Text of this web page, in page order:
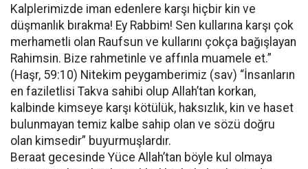
Kalplerimizde iman edenlere karşı hiçbir kin ve
düşmanlık bırakma! Ey Rabbim! Sen kullarına karşı çok
merhametli olan Raufsun ve kullarını çokça bağışlayan
Rahimsin. Bize rahmetinle ve affınla muamele et.”
(Haşr, 59:10) Nitekim peygamberimiz (sav) “İnsanların
en faziletlisi Takva sahibi olup Allah’tan korkan,
kalbinde kimseye karşı kötülük, haksızlık, kin ve haset
bulunmayan temiz kalbe sahip olan ve sözü doğru
olan kimsedir” buyurmuşlardır.
Beraat gecesinde Yüce Allah’tan böyle kul olmaya